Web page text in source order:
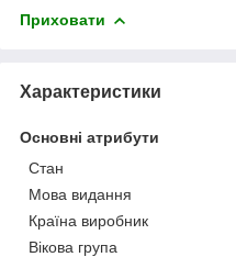
Приховати
Характеристики
Основні атрибути
Стан
Мова видання
Країна виробник
Вікова група